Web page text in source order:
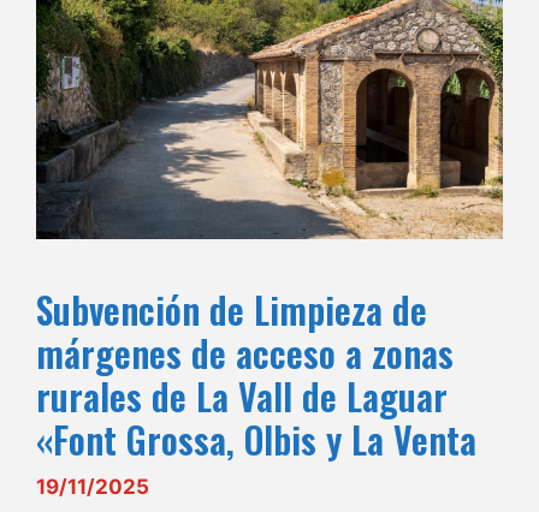
Subvención de Limpieza de
márgenes de acceso a zonas
rurales de La Vall de Laguar
«Font Grossa, Olbis y La Venta
19/11/2025